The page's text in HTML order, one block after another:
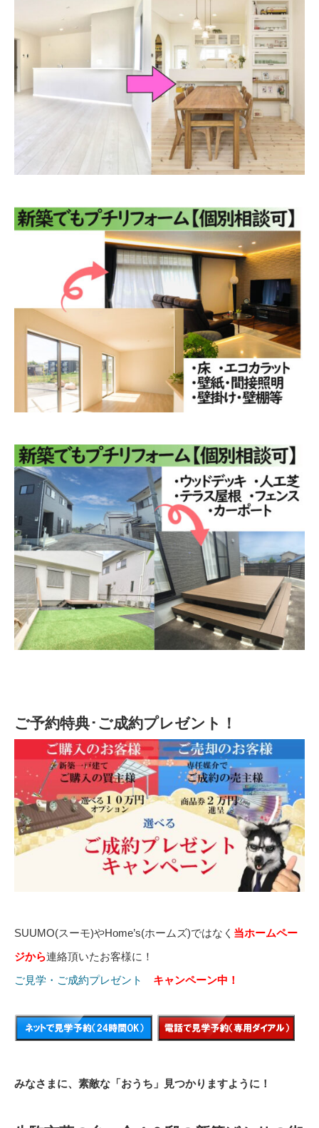
ご予約特典･ご成約プレゼント！
SUUMO(スーモ)やHome’s(ホームズ)ではなく 当ホームペー
ジから連絡頂いたお客様に！
ご見学・ご成約プレゼント
キャンペーン中！
みなさまに、素敵な「おうち」見つかりますように！